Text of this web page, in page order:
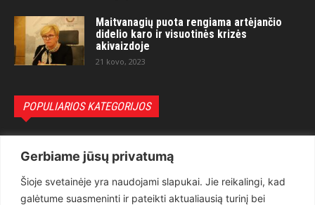
Gerbiame jūsų privatumą
Šioje svetainėje yra naudojami slapukai. Jie reikalingi, kad
galėtume suasmeninti ir pateikti aktualiausią turinį bei
Maitvanagių puota rengiama artėjančio
didelio karo ir visuotinės krizės
akivaizdoje
21 kovo, 2023
POPULIARIOS KATEGORIJOS
Teisėsauga
1497